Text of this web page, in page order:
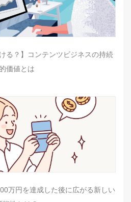
る？】コンテンツビジネスの持続
的価値とは
万円を達成した後に広がる新しい